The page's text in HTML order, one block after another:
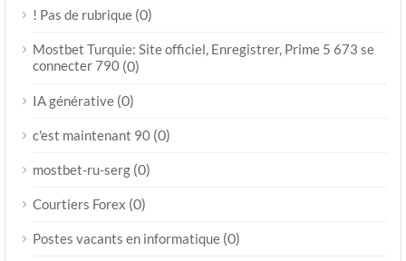
! Pas de rubrique (0)
Mostbet Turquie: Site officiel, Enregistrer, Prime 5 673 se
connecter 790 (0)
IA générative (0)
c'est maintenant 90 (0)
mostbet-ru-serg (0)
Courtiers Forex (0)
Postes vacants en informatique (0)